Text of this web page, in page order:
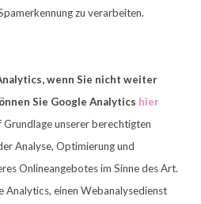
zu verarbeiten.
wenn Sie nicht weiter
Sie Google Analytics hier
Grundlage unserer berechtigten
Analyse, Optimierung und
Onlineangebotes im Sinne des Art.
Analytics, einen Webanalysedienst